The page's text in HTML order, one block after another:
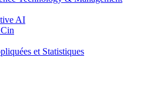
AI
et Statistiques